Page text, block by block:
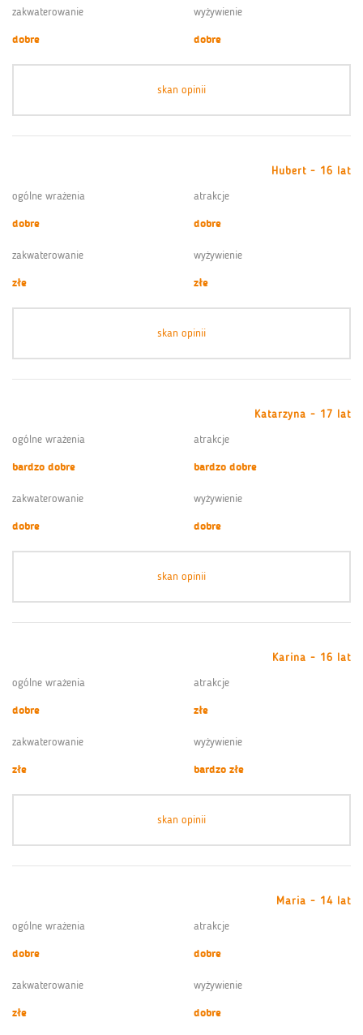
zakwaterowanie
dobre
wyżywienie
dobre
skan opinii
Hubert - 16 lat
ogólne wrażenia
dobre
atrakcje
dobre
zakwaterowanie
złe
wyżywienie
złe
skan opinii
Katarzyna - 17 lat
ogólne wrażenia
bardzo dobre
atrakcje
bardzo dobre
zakwaterowanie
dobre
wyżywienie
dobre
skan opinii
Karina - 16 lat
ogólne wrażenia
dobre
atrakcje
złe
zakwaterowanie
złe
wyżywienie
bardzo złe
skan opinii
Maria - 14 lat
ogólne wrażenia
dobre
atrakcje
dobre
zakwaterowanie
złe
wyżywienie
dobre